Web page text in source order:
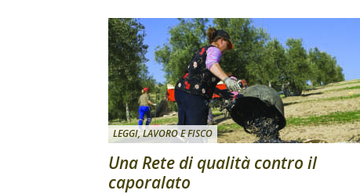
LEGGI, LAVORO E FISCO
Una Rete di qualità contro il
caporalato